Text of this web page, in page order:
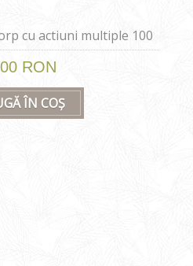
ÎN COȘ
cu actiuni multiple 100
ml
RON